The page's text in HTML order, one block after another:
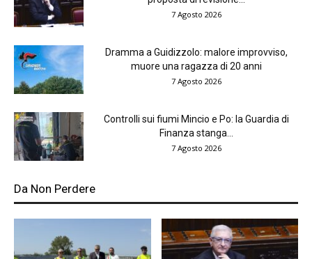
7 Agosto 2026
Dramma a Guidizzolo: malore improvviso,
muore una ragazza di 20 anni
7 Agosto 2026
Controlli sui fiumi Mincio e Po: la Guardia di
Finanza stanga...
7 Agosto 2026
Da Non Perdere